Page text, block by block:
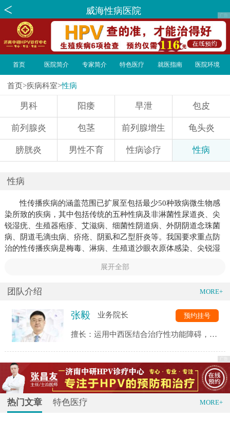
威海性病医院
首页 医院简介 专家简介 特色医疗 就医指南 医院环境
首页>疾病科室>性病
男科 阳痿 早泄 包皮
前列腺炎 包茎 前列腺增生 龟头炎
膀胱炎 男性不育 性病诊疗 性病
性病
性传播疾病的涵盖范围已扩展至包括最少50种致病微生物感
染所致的疾病，其中包括传统的五种性病及非淋菌性尿道炎、尖
锐湿疣、生殖器疱疹、艾滋病、细菌性阴道病、外阴阴道念珠菌
病、阴道毛滴虫病、疥疮、阴虱和乙型肝炎等。我国要求重点防
治的性传播疾病是梅毒、淋病、生殖道沙眼衣原体感染、尖锐湿
展开全部
团队介绍 MORE+
张毅 业务院长
擅长：运用中西医结合治疗性功能障碍，前
预约挂号
热门文章 特色医疗 MORE+